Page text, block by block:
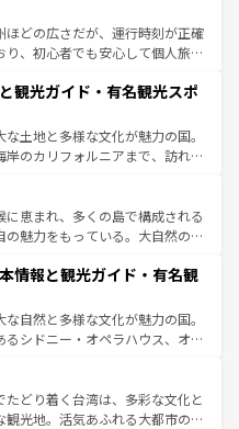
てほしい。 なお、新着の
一覧を参照してほしい。
る。また、優雅なアフタヌーン
たまらない英国パブ、サッカー観
できる体験も豊富。イギリスを旅
い。
ほどの広さだが、運行時刻が正確
り、初心者でも安心して個人旅行
、スイスならではのユニークな
光だけでなく町歩きも満喫する
が高いため物価も高いが、旅行
サービスもあり、うまく活用すれ
観光ガイド・有名観光スポ
土地と多様な文化が魅力の国。
岸のカリフォルニアまで、訪れる
、ショッピング、エンターテイ
的なスポットだ。一方、アメリカ
、グランドキャニオンやイエロー
、音楽と美食が融合した独特の
リカの各地域で異なる魅力を楽
豊かな歴史を感じることができ
リップや列車の旅も、アメリカ
に恵まれ、多くの島で構成される
の魅力をもっている。大自然の神
、定番の観光地といえばオアフ
るならマウイ島やカウアイ島が
ーンに輝く海をはじめ、豊かな
る。「アロハスピリット」と呼ば
ードやハワイアンミュージッ
など、すべてがハワイの魅力を彩
しい発見と感動が待っているハ
情報と観光ガイド・有名観
自然と多様な文化が魅力の国。
るシドニー・オペラハウス、オー
そびえるウルル（エアーズロッ
い原生林やケアンズの熱帯雨林な
。また、カフェやワイン、オージ
たどり着く台湾は、多彩な文化と
観光地。活気あふれる大都市の台